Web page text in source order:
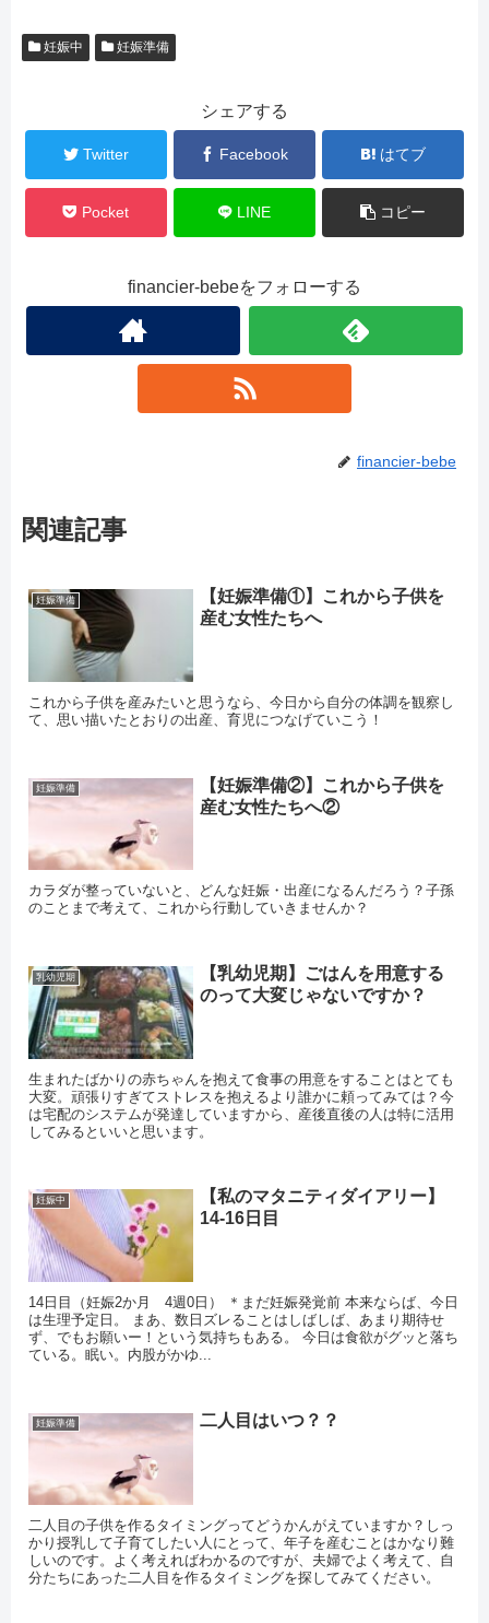
妊娠中 妊娠準備
シェアする
Twitter Facebook はてブ
Pocket LINE コピー
financier-bebeをフォローする
financier-bebe
関連記事
妊娠準備
【妊娠準備①】これから子供を
産む女性たちへ
これから子供を産みたいと思うなら、今日から自分の体調を観察し
て、思い描いたとおりの出産、育児につなげていこう！
妊娠準備
【妊娠準備②】これから子供を
産む女性たちへ②
カラダが整っていないと、どんな妊娠・出産になるんだろう？子孫
のことまで考えて、これから行動していきませんか？
乳幼児期
【乳幼児期】ごはんを用意する
のって大変じゃないですか？
生まれたばかりの赤ちゃんを抱えて食事の用意をすることはとても
大変。頑張りすぎてストレスを抱えるより誰かに頼ってみては？今
は宅配のシステムが発達していますから、産後直後の人は特に活用
してみるといいと思います。
妊娠中
【私のマタニティダイアリー】
14-16日目
14日目（妊娠2か月 4週0日） ＊まだ妊娠発覚前 本来ならば、今日
は生理予定日。 まあ、数日ズレることはしばしば、あまり期待せ
ず、でもお願いー！という気持ちもある。 今日は食欲がグッと落ち
ている。眠い。内股がかゆ...
妊娠準備 二人目はいつ？？
二人目の子供を作るタイミングってどうかんがえていますか？しっ
かり授乳して子育てしたい人にとって、年子を産むことはかなり難
しいのです。よく考えればわかるのですが、夫婦でよく考えて、自
分たちにあった二人目を作るタイミングを探してみてください。